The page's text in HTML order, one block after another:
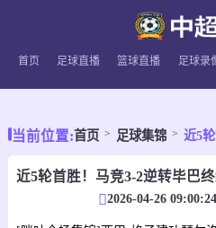
首页 足球直播 篮球直播 足球录
当前位置:首页 足球集锦
2026-04-26 09:00:24